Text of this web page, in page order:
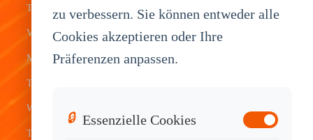
Terminal
Vehicle
Mount
Tablets
Waterproof
Tablets
Transportation
Warehouse
Construction
Service
Vehicle
Tracking
Tablet
System
OEM
Sales
zu verbessern. Sie können entweder alle
Cookies akzeptieren oder Ihre
Präferenzen anpassen.
🔒 Essenzielle Cookies